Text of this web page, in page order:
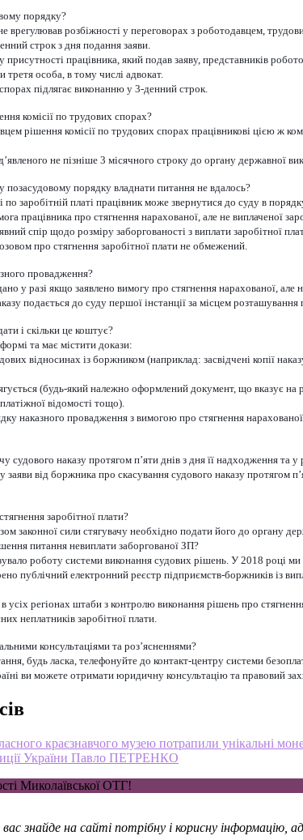
порядку?
врегулював розбіжності у переговорах з роботодавцем,
строк з дня подання заяви.
присутності працівника, який подав заяву, представників
третя особа, в тому числі адвокат.
підлягає виконанню у 3-денний строк.
комісії по трудових спорах?
рішення комісії по трудових спорах працівникові цією ж
не пізніше 3 місячного строку до органу державної
позасудовому порядку владнати питання не вдалось?
по заробітній платі працівник може звернутися до суду в
працівника про стягнення нарахованої, але не виплаченої
спір щодо розміру заборгованості з виплати заробітної
про стягнення заробітної плати не обмежений.
провадження?
у разі якщо заявлено вимогу про стягнення нарахованої, але
подається до суду першої інстанції за місцем розташування
і скільки це коштує?
та має містити докази:
відносинах із боржником (наприклад: засвідчені копії
(будь-який належно оформлений документ, що вказує на
відомості тощо).
наказного провадження з вимогою про стягнення
судового наказу протягом п’яти днів з дня її надходження та у
від боржника про скасування судового наказу протягом
заробітної плати?
законної сили стягувачу необхідно подати його до органу
питання невиплати заборгованої ЗП?
роботу системи виконання судових рішень. У 2018 році
публічний електронний реєстр підприємств-боржників із
усіх регіонах штаби з контролю виконання рішень про
неплатників заробітної плати.
консультаціями та роз’ясненнями?
будь ласка, телефонуйте до контакт-центру системи
ви можете отримати юридичну консультацію та правовий
краєзнавчого музею потрапили унікальні
України Павло ПЕТРЕНКО
Миколаївської ОТГ!
знайде на сайті потрібну і корисну інформацію,